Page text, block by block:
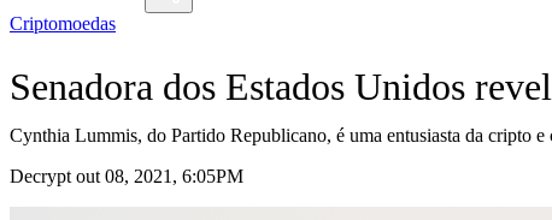
Criptomoedas
Senadora dos Estados Unidos
Cynthia Lummis, do Partido Republicano, é uma entusiasta da cripto
Decrypt out 08, 2021, 6:05PM